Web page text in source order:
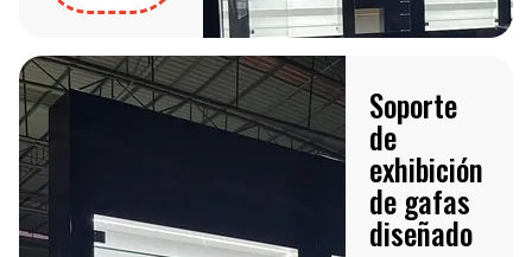
Soporte
de
exhibición
de gafas
diseñado